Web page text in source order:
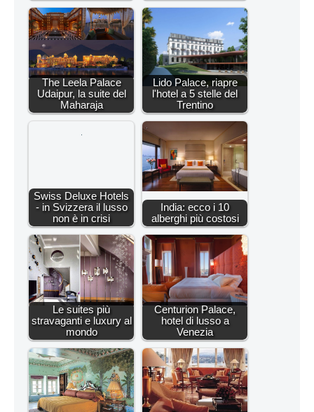
The Leela Palace
Udaipur, la suite del
Maharaja
Lido Palace, riapre
l'hotel a 5 stelle del
Trentino
Swiss Deluxe Hotels
- in Svizzera il lusso
non è in crisi
India: ecco i 10
alberghi più costosi
Le suites più
stravaganti e luxury al
mondo
Centurion Palace,
hotel di lusso a
Venezia